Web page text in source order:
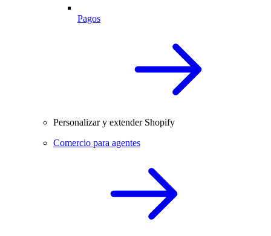
Pagos
Personalizar y extender Shopify
Comercio para agentes